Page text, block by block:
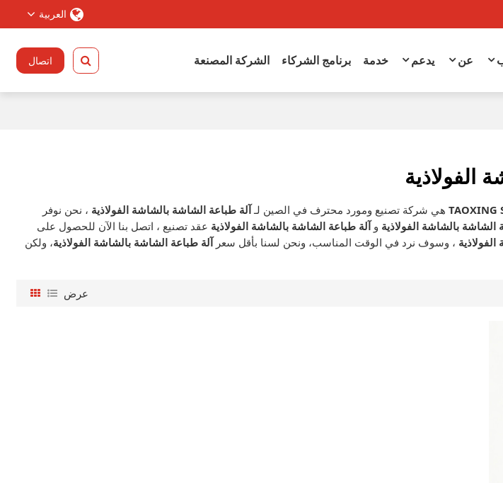
العربية
عن يدعم خدمة برنامج الشركاء الشركة المصنعة اتصال
الفولاذية
هي شركة تصنيع ومورد محترف في الصين لـآلة طباعة الشاشة بالشاشة الفولاذية ، نحن نوفر
الشاشة بالشاشة الفولاذية وآلة طباعة الشاشة بالشاشة الفولاذية عقد تصنيع ، اتصل بنا الآن للحصول على
، وسوف نرد في الوقت المناسب، ونحن لسنا بأقل سعرآلة طباعة الشاشة بالشاشة الفولاذية، ولكن
عرض